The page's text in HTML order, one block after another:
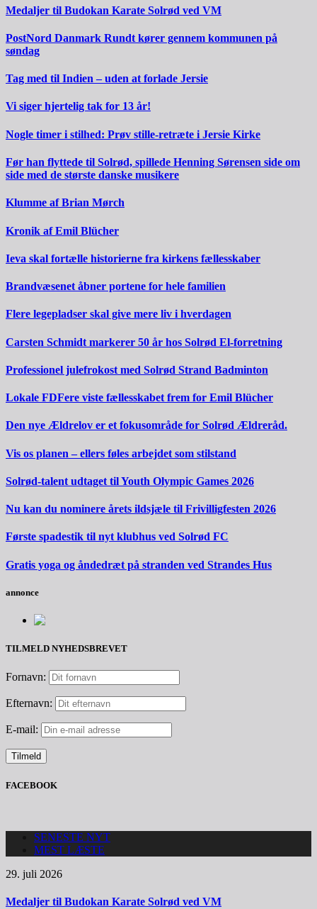
Medaljer til Budokan Karate Solrød ved VM
PostNord Danmark Rundt kører gennem kommunen på
søndag
Tag med til Indien – uden at forlade Jersie
Vi siger hjertelig tak for 13 år!
Nogle timer i stilhed: Prøv stille-retræte i Jersie Kirke
Før han flyttede til Solrød, spillede Henning Sørensen side om
side med de største danske musikere
Klumme af Brian Mørch
Kronik af Emil Blücher
Ieva skal fortælle historierne fra kirkens fællesskaber
Brandvæsenet åbner portene for hele familien
Flere legepladser skal give mere liv i hverdagen
Carsten Schmidt markerer 50 år hos Solrød El-forretning
Professionel julefrokost med Solrød Strand Badminton
Lokale FDFere viste fællesskabet frem for Emil Blücher
Den nye Ældrelov er et fokusområde for Solrød Ældreråd.
Vis os planen – ellers føles arbejdet som stilstand
Solrød-talent udtaget til Youth Olympic Games 2026
Nu kan du nominere årets ildsjæle til Frivilligfesten 2026
Første spadestik til nyt klubhus ved Solrød FC
Gratis yoga og åndedræt på stranden ved Strandes Hus
annonce
TILMELD NYHEDSBREVET
Fornavn:
Efternavn:
E-mail:
FACEBOOK
SENESTE NYT
MEST LÆSTE
29. juli 2026
Medaljer til Budokan Karate Solrød ved VM